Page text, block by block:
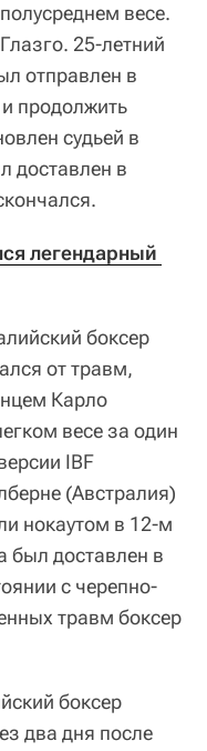
весе.
25-летний
отправлен в
продолжить
судьей в
доставлен в
легендарный
боксер
от травм,
Карло
весе за один
IBF
(Австралия)
нокаутом в 12-м
был доставлен в
с черепно-
травм боксер
боксер
два дня после